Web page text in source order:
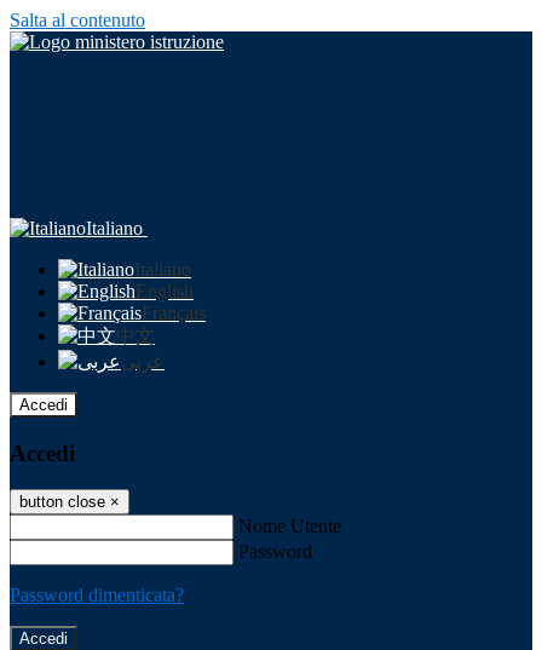
Salta al contenuto
Italiano
Italiano
English
Français
中文
عربى
Accedi
Accedi
button close ×
Nome Utente
Password
Password dimenticata?